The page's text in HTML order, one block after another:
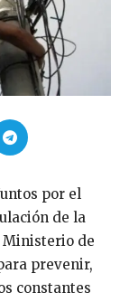
por el
de la
Ministerio de
prevenir,
constantes